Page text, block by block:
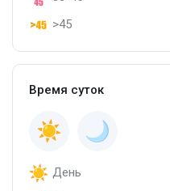
>45
Время суток
День